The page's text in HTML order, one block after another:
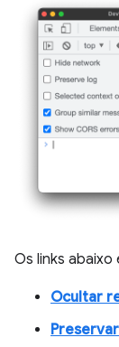
Os links
Ocultar